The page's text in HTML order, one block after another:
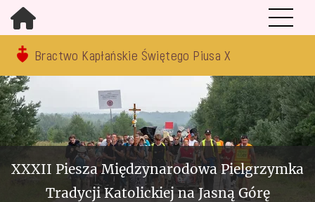
Bractwo Kapłańskie Świętego Piusa X
XXXII Piesza Międzynarodowa Pielgrzymka
Tradycji Katolickiej na Jasną Górę